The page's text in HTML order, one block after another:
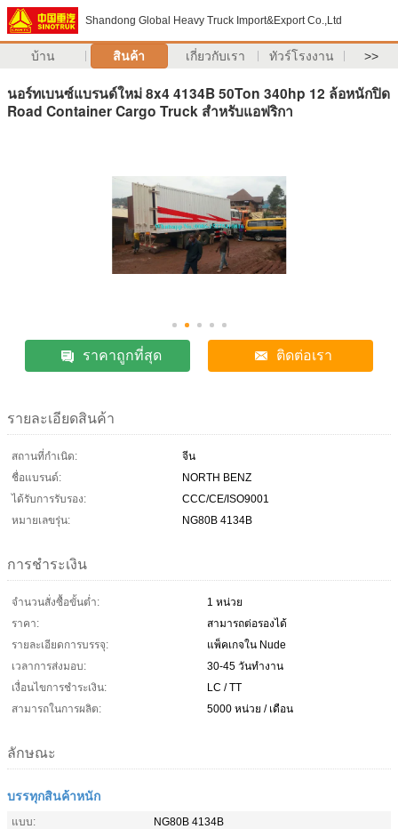
Shandong Global Heavy Truck Import&Export Co.,Ltd
บ้าน สินค้า เกี่ยวกับเรา ทัวร์โรงงาน >>
นอร์ทเบนซ์แบรนด์ใหม่ 8x4 4134B 50Ton 340hp 12 ล้อหนักปิด
Road Container Cargo Truck สำหรับแอฟริกา
ราคาถูกที่สุด ติดต่อเรา
รายละเอียดสินค้า
สถานที่กำเนิด:
จีน
ชื่อแบรนด์:
NORTH BENZ
ได้รับการรับรอง:
CCC/CE/ISO9001
หมายเลขรุ่น:
NG80B 4134B
การชำระเงิน
จำนวนสั่งซื้อขั้นต่ำ:
1 หน่วย
ราคา:
สามารถต่อรองได้
รายละเอียดการบรรจุ:
แพ็คเกจใน Nude
เวลาการส่งมอบ:
30-45 วันทำงาน
เงื่อนไขการชำระเงิน:
LC / TT
สามารถในการผลิต:
5000 หน่วย / เดือน
ลักษณะ
บรรทุกสินค้าหนัก
แบบ:
NG80B 4134B